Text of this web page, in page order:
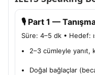
🎙️ Part 1 —
Süre: 4–5 dk • Hedef:
2–3 cümleyle yanıt,
Doğal bağlaçlar